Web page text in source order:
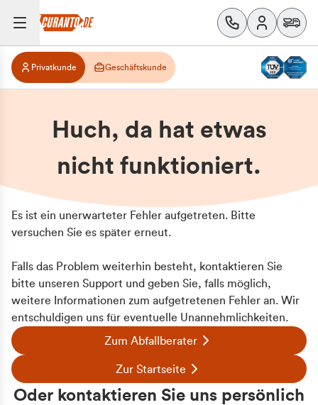
Privatkunde Geschäftskunde
Huch, da hat etwas
nicht funktioniert.
Es ist ein unerwarteter Fehler aufgetreten. Bitte
versuchen Sie es später erneut.
Falls das Problem weiterhin besteht, kontaktieren Sie
bitte unseren Support und geben Sie, falls möglich,
weitere Informationen zum aufgetretenen Fehler an. Wir
entschuldigen uns für eventuelle Unannehmlichkeiten.
Zum Abfallberater
Zur Startseite
Oder kontaktieren Sie uns persönlich